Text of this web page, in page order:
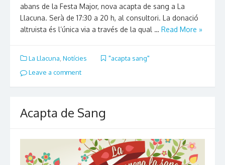
abans de la Festa Major, nova acapta de sang a La
Llacuna. Serà de 17:30 a 20 h, al consultori. La donació
altruista és l’única via a través de la qual … Read More »
La Llacuna Notícies
"acapta sang"
Leave a comment
Acapta de Sang